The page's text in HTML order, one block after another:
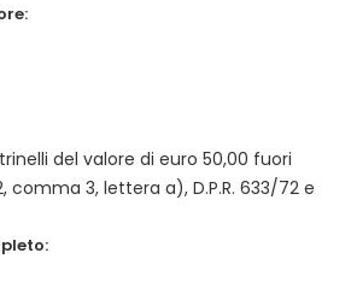
del valore di euro 50,00 fuori
comma 3, lettera a), D.P.R. 633/72 e